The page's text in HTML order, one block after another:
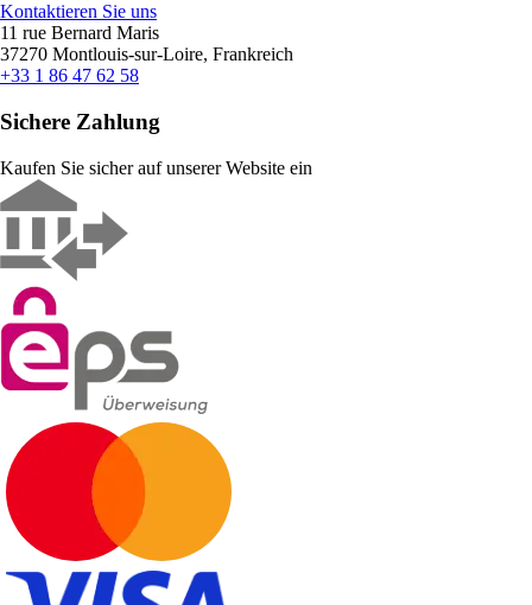
Kontaktieren Sie uns
11 rue Bernard Maris
37270 Montlouis-sur-Loire, Frankreich
+33 1 86 47 62 58
Sichere Zahlung
Kaufen Sie sicher auf unserer Website ein